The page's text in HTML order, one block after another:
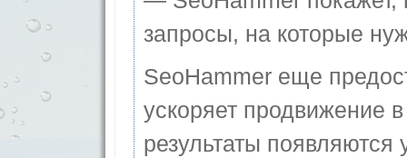
запросы, на которые
SeoHammer еще
ускоряет продвижение
результаты